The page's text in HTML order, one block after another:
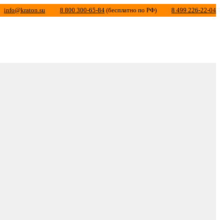
info@kraton.su 8 800 300-65-84 (бесплатно по РФ) 8 499 226-22-04